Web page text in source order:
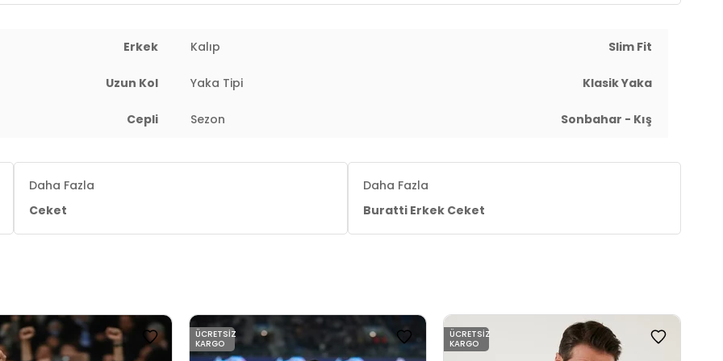
Erkek Kalıp Slim Fit
Uzun Kol Yaka Tipi Klasik Yaka
Cepli Sezon Sonbahar - Kış
Daha Fazla
Ceket
Daha Fazla
Buratti Erkek Ceket
ÜCRETSIZ
KARGO
ÜCRETSIZ
KARGO